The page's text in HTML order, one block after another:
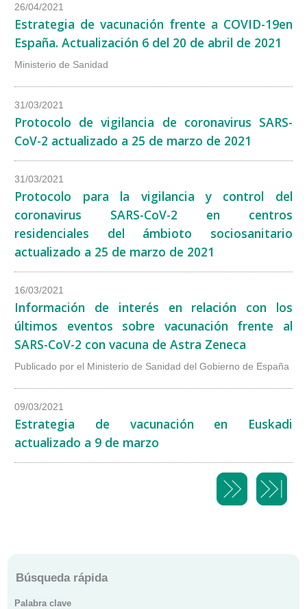
26/04/2021
Estrategia de vacunación frente a COVID-19en
España. Actualización 6 del 20 de abril de 2021
Ministerio de Sanidad
31/03/2021
Protocolo de vigilancia de coronavirus SARS-
CoV-2 actualizado a 25 de marzo de 2021
31/03/2021
Protocolo para la vigilancia y control del
coronavirus SARS-CoV-2 en centros
residenciales del ámbioto sociosanitario
actualizado a 25 de marzo de 2021
16/03/2021
Información de interés en relación con los
últimos eventos sobre vacunación frente al
SARS-CoV-2 con vacuna de Astra Zeneca
Publicado por el Ministerio de Sanidad del Gobierno de España
09/03/2021
Estrategia de vacunación en Euskadi
actualizado a 9 de marzo
Búsqueda rápida
Palabra clave